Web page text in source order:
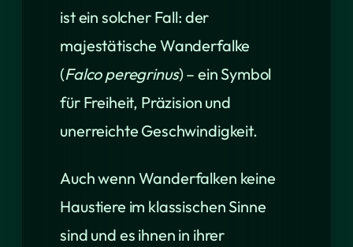
ist ein solcher Fall: der
majestätische Wanderfalke
(Falco peregrinus) – ein Symbol
für Freiheit, Präzision und
unerreichte Geschwindigkeit.
Auch wenn Wanderfalken keine
Haustiere im klassischen Sinne
sind und es ihnen in ihrer